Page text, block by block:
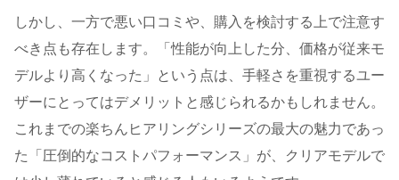
しかし、一方で悪い口コミや、購入を検討する上で注意す
べき点も存在します。「性能が向上した分、価格が従来モ
デルより高くなった」という点は、手軽さを重視するユー
ザーにとってはデメリットと感じられるかもしれません。
これまでの楽ちんヒアリングシリーズの最大の魅力であっ
た「圧倒的なコストパフォーマンス」が、クリアモデルで